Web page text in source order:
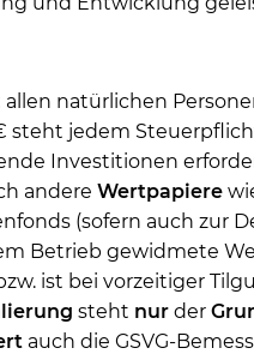
natürlichen
steht jedem
Investitionen
andere Wertpapiere
(sofern auch zur
Betrieb gewidmete
ist bei vorzeitiger
steht nur der
auch die GSVG-